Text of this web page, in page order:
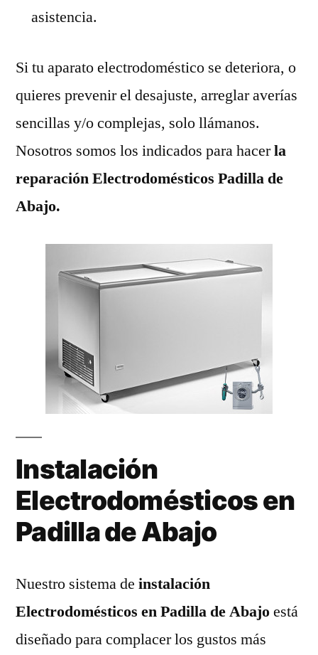
asistencia.
Si tu aparato electrodoméstico se deteriora, o
quieres prevenir el desajuste, arreglar averías
sencillas y/o complejas, solo llámanos.
Nosotros somos los indicados para hacerla
reparación Electrodomésticos Padilla de
Abajo.
Instalación
Electrodomésticos en
Padilla de Abajo
Nuestro sistema de instalación
Electrodomésticos en Padilla de Abajoestá
diseñado para complacer los gustos más